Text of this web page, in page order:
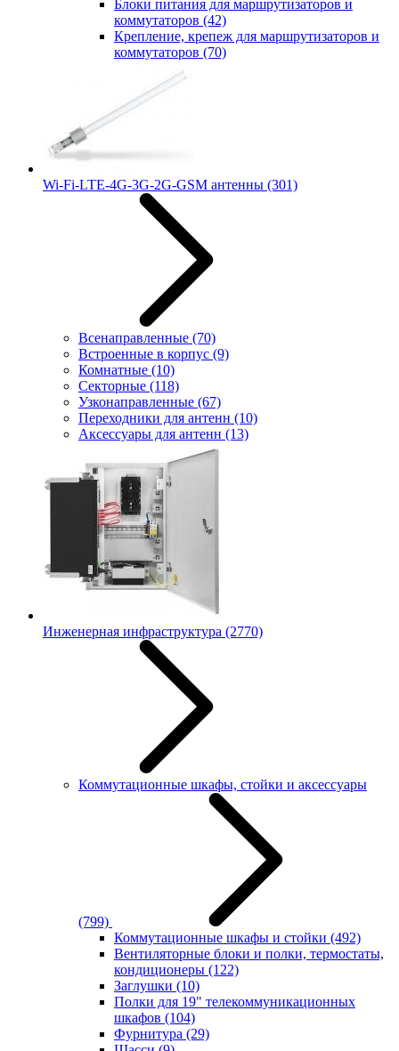
Блоки питания для маршрутизаторов и
коммутаторов (42)
Крепление, крепеж для маршрутизаторов и
коммутаторов (70)
Wi-Fi-LTE-4G-3G-2G-GSM антенны (301)
Всенаправленные (70)
Встроенные в корпус (9)
Комнатные (10)
Секторные (118)
Узконаправленные (67)
Переходники для антенн (10)
Аксессуары для антенн (13)
Инженерная инфраструктура (2770)
Коммутационные шкафы, стойки и аксессуары
(799)
Коммутационные шкафы и стойки (492)
Вентиляторные блоки и полки, термостаты,
кондиционеры (122)
Заглушки (10)
Полки для 19" телекоммуникационных
шкафов (104)
Фурнитура (29)